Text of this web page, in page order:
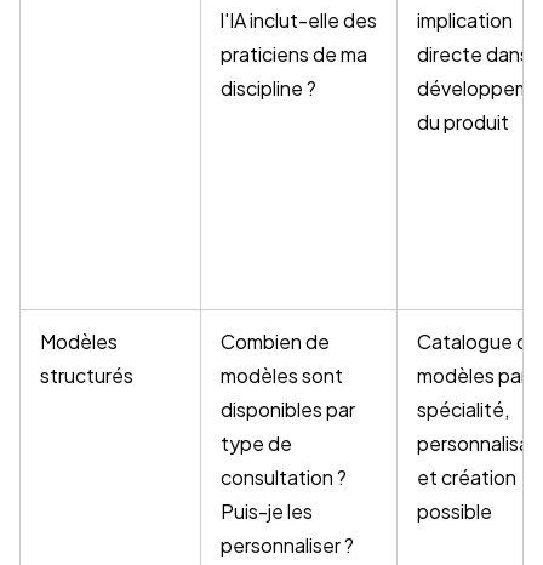
l'IA inclut-elle des
praticiens de ma
discipline ?
implication
directe dans
du produit
Modèles
structurés
Combien de
modèles sont
disponibles par
type de
consultation ?
Puis-je les
personnaliser ?
Catalogue de
modèles par
spécialité,
et création
possible